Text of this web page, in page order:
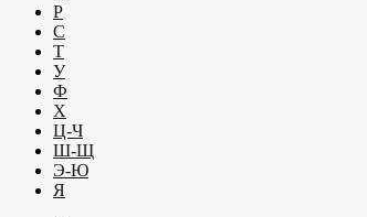
Р
С
Т
У
Ф
Х
Ц-Ч
Ш-Щ
Э-Ю
Я